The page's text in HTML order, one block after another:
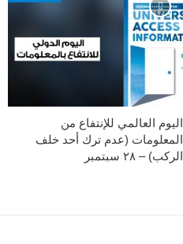
اليوم العالمي للإنتفاع من
المعلومات (عدم ترك أحد خلف
الركب) – ٢٨ سبتمبر